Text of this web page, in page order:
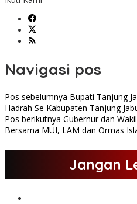
Navigasi pos
Pos sebelumnya Bupati Tanjung
Hadrah Se Kabupaten Tanjung
Pos berikutnya Gubernur dan
Bersama MUI, LAM dan Ormas
Jangan